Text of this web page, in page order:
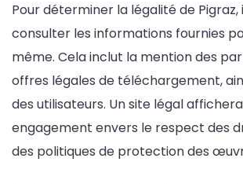
Pour déterminer la légalité de
consulter les informations fournies
même. Cela inclut la mention des
offres légales de téléchargement,
des utilisateurs. Un site légal
engagement envers le respect des
des politiques de protection des